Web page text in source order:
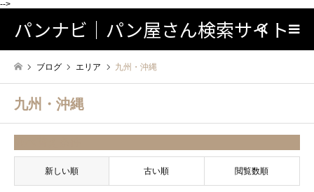
-->
パンナビ｜パン屋さん検索サイト検索
ブログ エリア 九州・沖縄
九州・沖縄
新しい順 古い順 閲覧数順